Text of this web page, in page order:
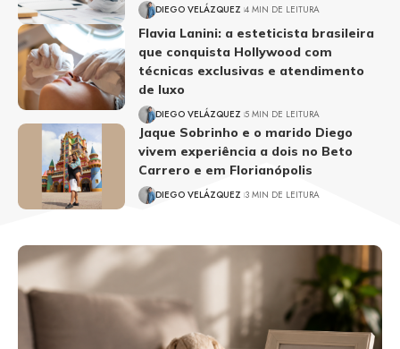
DIEGO VELÁZQUEZ 4 MIN DE LEITURA
Flavia Lanini: a esteticista brasileira
que conquista Hollywood com
técnicas exclusivas e atendimento
de luxo
DIEGO VELÁZQUEZ 5 MIN DE LEITURA
Jaque Sobrinho e o marido Diego
vivem experiência a dois no Beto
Carrero e em Florianópolis
DIEGO VELÁZQUEZ 3 MIN DE LEITURA